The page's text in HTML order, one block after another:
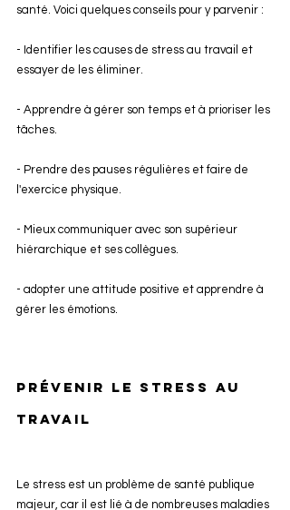
santé. Voici quelques conseils pour y parvenir :
- Identifier les causes de stress au travail et
essayer de les éliminer.
- Apprendre à gérer son temps et à prioriser les
tâches.
- Prendre des pauses régulières et faire de
l'exercice physique.
- Mieux communiquer avec son supérieur
hiérarchique et ses collègues.
- adopter une attitude positive et apprendre à
gérer les émotions.
Prévenir le stress au
travail
Le stress est un problème de santé publique
majeur, car il est lié à de nombreuses maladies